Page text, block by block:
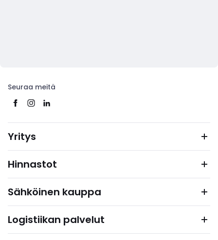
Seuraa meitä
Yritys
Hinnastot
Sähköinen kauppa
Logistiikan palvelut